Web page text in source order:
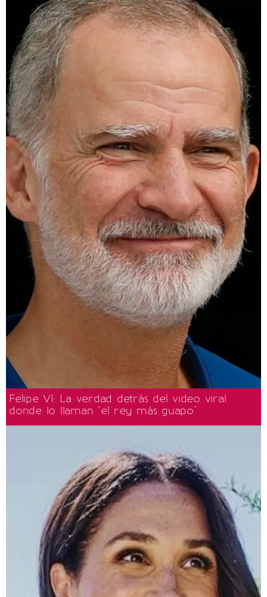
Felipe VI: La verdad detrás del video viral
donde lo llaman "el rey más guapo"